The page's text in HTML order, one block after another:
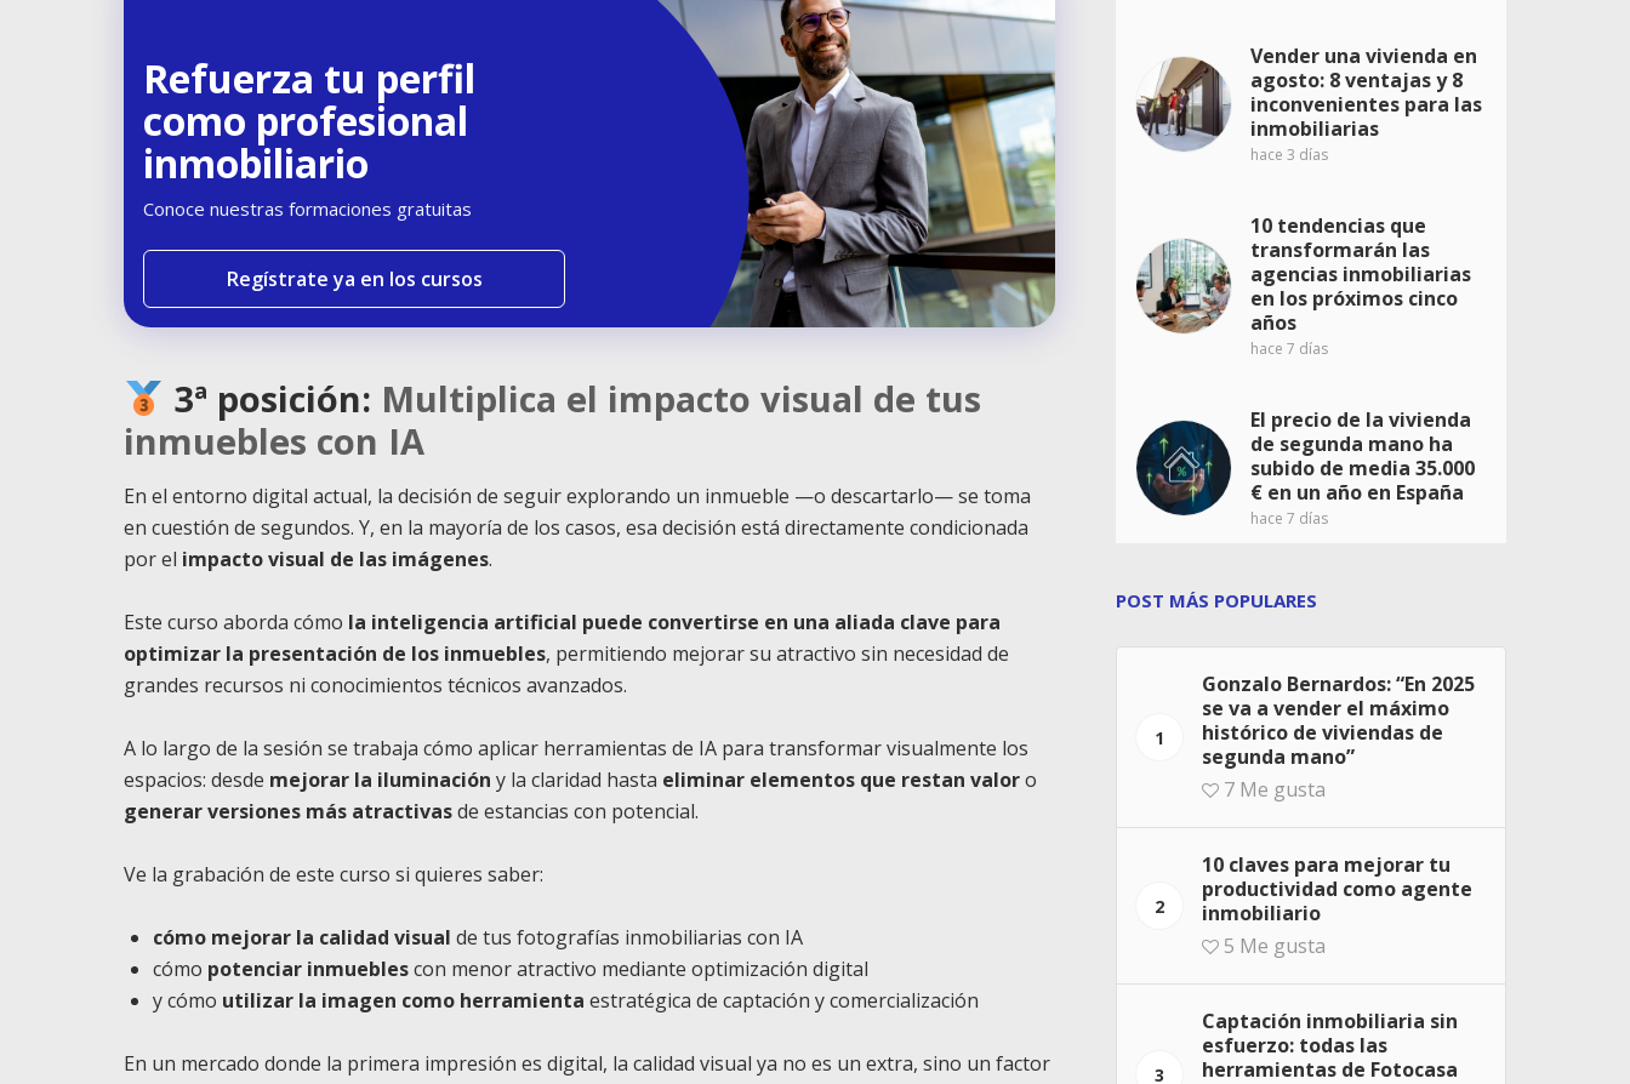
Refuerza tu perfil
como profesional
inmobiliario
Conoce nuestras formaciones gratuitas
Regístrate ya en los cursos
3ª posición: Multiplica el impacto visual de tus
inmuebles con IA
En el entorno digital actual, la decisión de seguir explorando un inmueble —o descartarlo— se toma
en cuestión de segundos. Y, en la mayoría de los casos, esa decisión está directamente condicionada
por el impacto visual de las imágenes.
Este curso aborda cómo la inteligencia artificial puede convertirse en una aliada clave para
optimizar la presentación de los inmuebles, permitiendo mejorar su atractivo sin necesidad de
grandes recursos ni conocimientos técnicos avanzados.
A lo largo de la sesión se trabaja cómo aplicar herramientas de IA para transformar visualmente los
espacios: desde mejorar la iluminación y la claridad hasta eliminar elementos que restan valoro
generar versiones más atractivasde estancias con potencial.
Ve la grabación de este curso si quieres saber:
cómo mejorar la calidad visual de tus fotografías inmobiliarias con IA
cómo potenciar inmueblescon menor atractivo mediante optimización digital
y cómo utilizar la imagen como herramienta estratégica de captación y comercialización
En un mercado donde la primera impresión es digital, la calidad visual ya no es un extra, sino un factor
Vender una vivienda en
agosto: 8 ventajas y 8
inconvenientes para las
inmobiliarias
hace 3 días
10 tendencias que
transformarán las
agencias inmobiliarias
en los próximos cinco
años
hace 7 días
El precio de la vivienda
de segunda mano ha
subido de media 35.000
€ en un año en España
hace 7 días
POST MÁS POPULARES
1
Gonzalo Bernardos: “En 2025
se va a vender el máximo
histórico de viviendas de
segunda mano”
7 Me gusta
2
10 claves para mejorar tu
productividad como agente
inmobiliario
5 Me gusta
3
Captación inmobiliaria sin
esfuerzo: todas las
herramientas de Fotocasa